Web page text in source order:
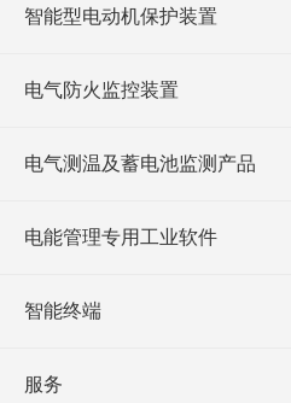
智能型电动机保护装置
电气防火监控装置
电气测温及蓄电池监测产品
电能管理专用工业软件
智能终端
服务